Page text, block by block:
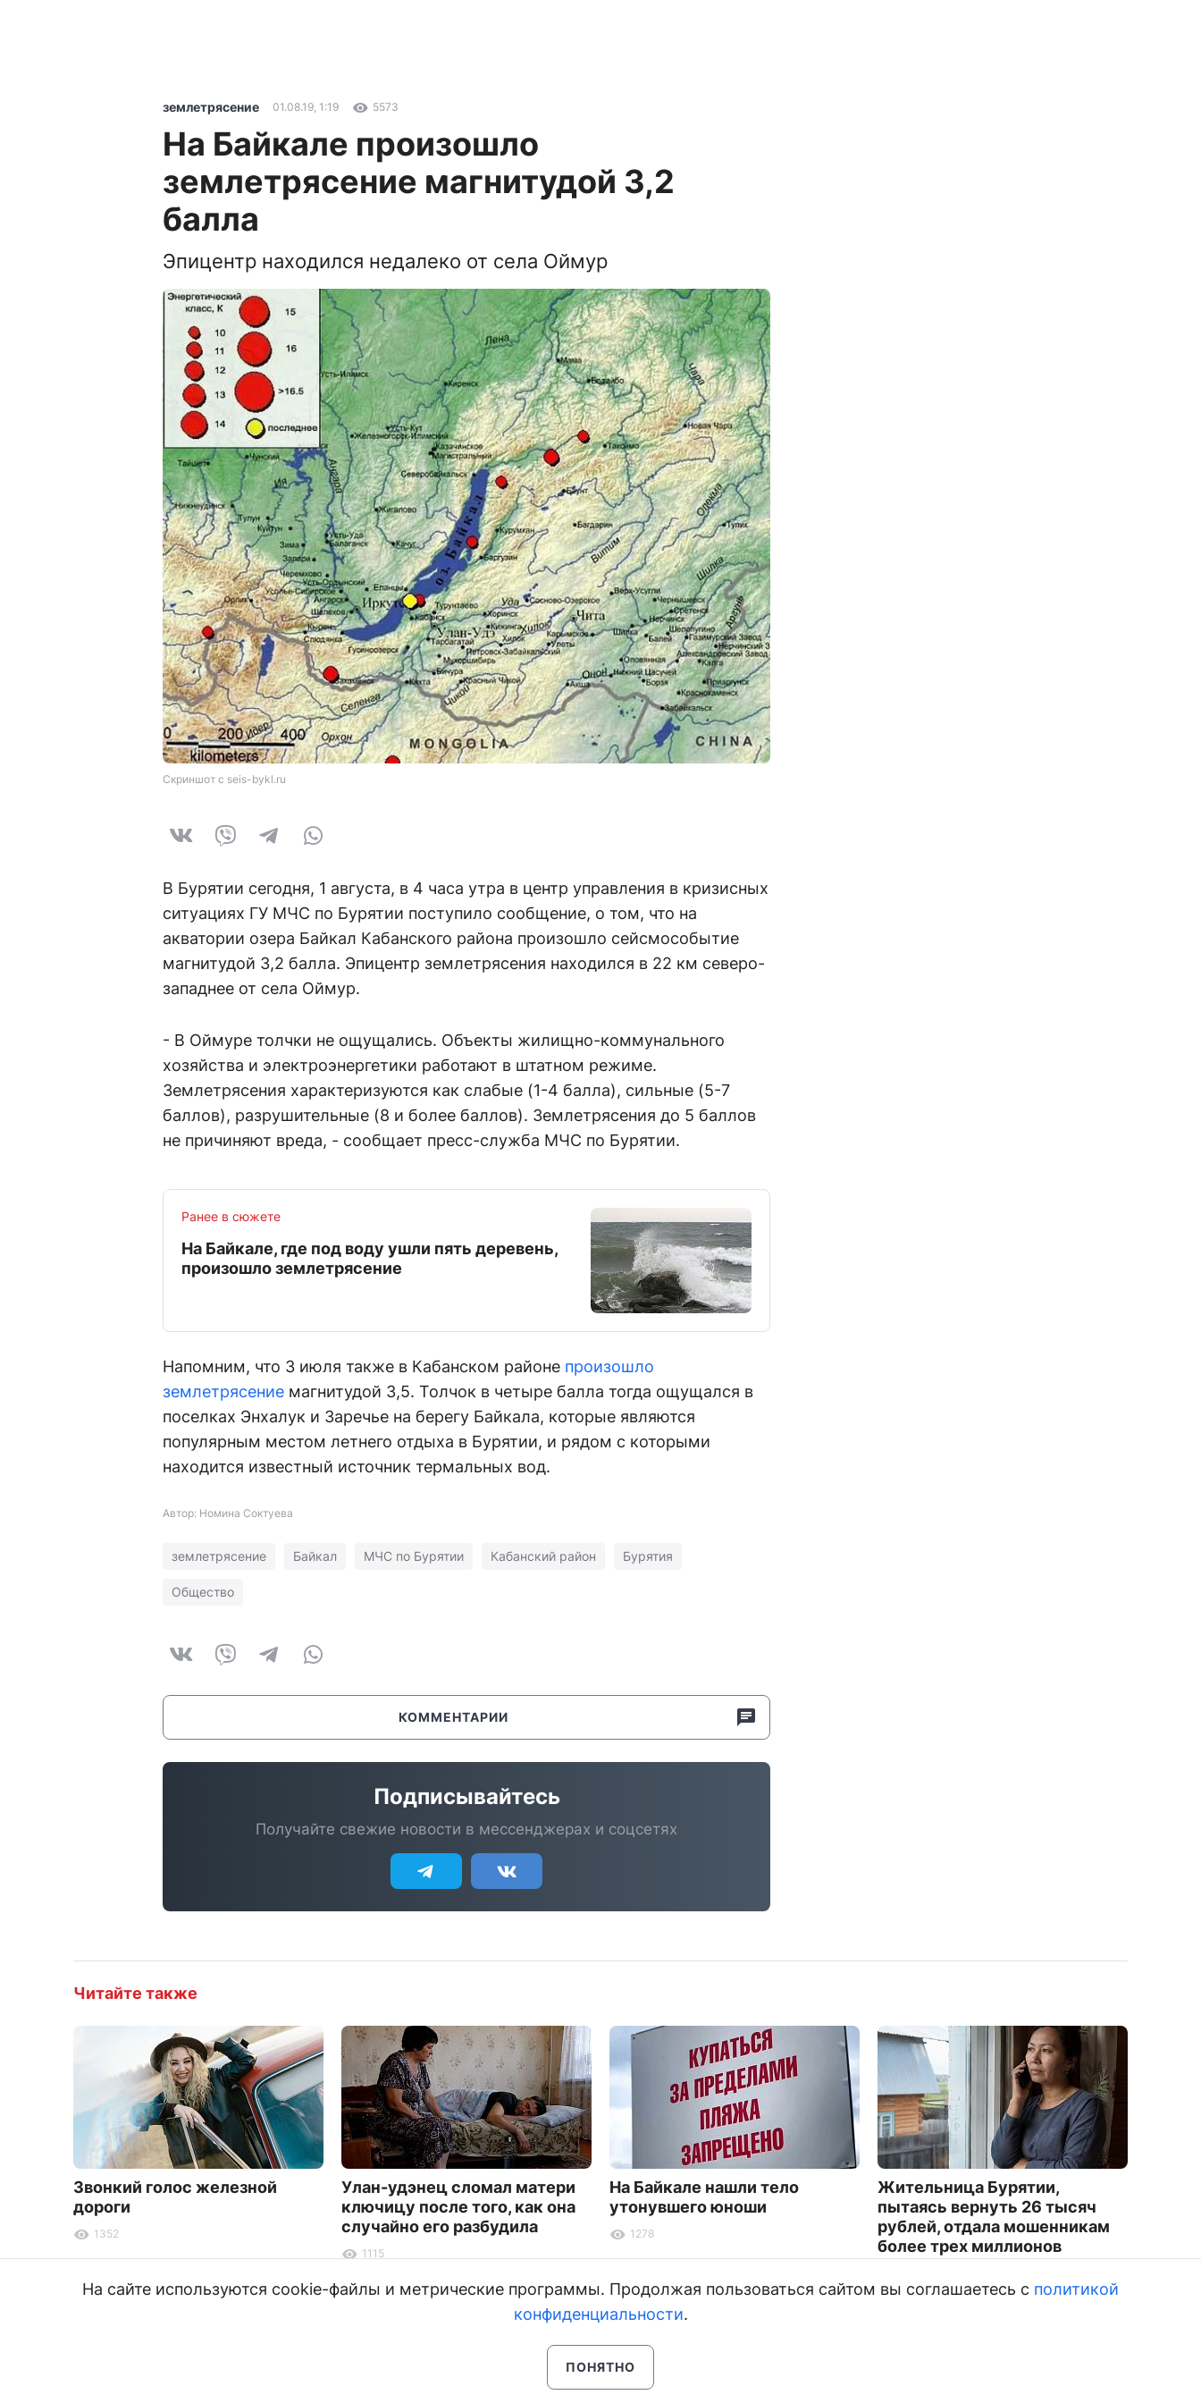
землетрясение 01.08.19, 1:19 5573
На Байкале произошло
землетрясение магнитудой 3,2
балла
Эпицентр находился недалеко от села Оймур
Скриншот с seis-bykl.ru
В Бурятии сегодня, 1 августа, в 4 часа утра в центр управления в кризисных
ситуациях ГУ МЧС по Бурятии поступило сообщение, о том, что на
акватории озера Байкал Кабанского района произошло сейсмособытие
магнитудой 3,2 балла. Эпицентр землетрясения находился в 22 км северо-
западнее от села Оймур.
- В Оймуре толчки не ощущались. Объекты жилищно-коммунального
хозяйства и электроэнергетики работают в штатном режиме.
Землетрясения характеризуются как слабые (1-4 балла), сильные (5-7
баллов), разрушительные (8 и более баллов). Землетрясения до 5 баллов
не причиняют вреда, - сообщает пресс-служба МЧС по Бурятии.
Ранее в сюжете
На Байкале, где под воду ушли пять деревень,
произошло землетрясение
Напомним, что 3 июля также в Кабанском районе произошло
землетрясение магнитудой 3,5. Толчок в четыре балла тогда ощущался в
поселках Энхалук и Заречье на берегу Байкала, которые являются
популярным местом летнего отдыха в Бурятии, и рядом с которыми
находится известный источник термальных вод.
Автор: Номина Соктуева
землетрясение Байкал МЧС по Бурятии Кабанский район Бурятия
Общество
КОММЕНТАРИИ
Подписывайтесь
Получайте свежие новости в мессенджерах и соцсетях
Читайте также
Звонкий голос железной
дороги
1352
Улан-удэнец сломал матери
ключицу после того, как она
случайно его разбудила
1115
На Байкале нашли тело
утонувшего юноши
1278
Жительница Бурятии,
пытаясь вернуть 26 тысяч
рублей, отдала мошенникам
более трех миллионов
На сайте используются cookie-файлы и метрические программы. Продолжая пользоваться сайтом вы соглашаетесь с политикой
конфиденциальности.
ПОНЯТНО